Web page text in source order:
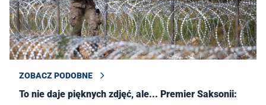
ZOBACZ PODOBNE
To nie daje pięknych zdjęć, ale... Premier Saksonii: